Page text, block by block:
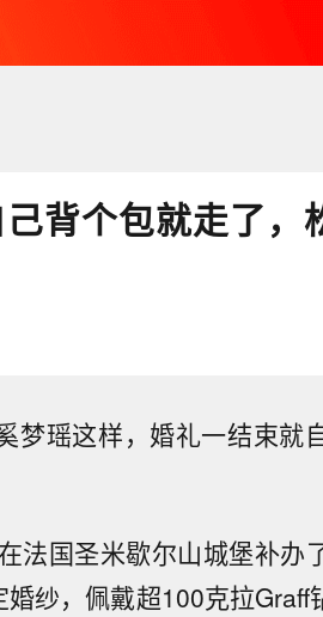
背个包就走了，
梦瑶这样，婚礼一结束就
法国圣米歇尔山城堡补办
纱，佩戴超100克拉Graff